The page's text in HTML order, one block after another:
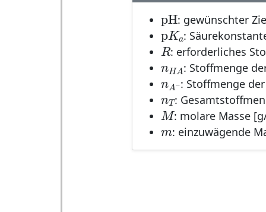
pH
pH: gewünschter
pKa
pKa
:
R
R: erforderliches
n H A
nHA
: Stoffmenge
n A −
nA−
: Stoffmenge
nT
nT
:
M
M: molare Masse
m
m: einzuwägende